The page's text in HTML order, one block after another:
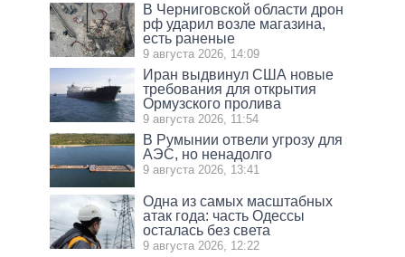
В Черниговской области дрон
рф ударил возле магазина,
есть раненые
9 августа 2026, 14:09
Иран выдвинул США новые
требования для открытия
Ормузского пролива
9 августа 2026, 11:54
В Румынии отвели угрозу для
АЭС, но ненадолго
9 августа 2026, 13:41
Одна из самых масштабных
атак года: часть Одессы
осталась без света
9 августа 2026, 12:22